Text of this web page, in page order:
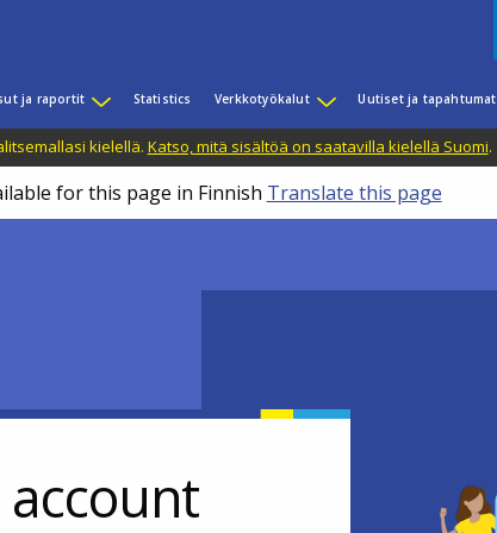
ja raportit Statistics Verkkotyökalut Uutiset ja tapahtumat
kielellä. Katso, mitä sisältöä on saatavilla kielellä Suomi.
for this page in Finnish Translate this page